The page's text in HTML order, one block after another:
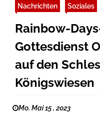
Nachrichten Soziales
Rainbow-
Gottesdienst
auf den
Königswiesen
Mo. Mai 15 , 2023